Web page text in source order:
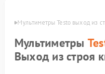
Мультиметры Testo выход из
Мультиметры
Выход из строя